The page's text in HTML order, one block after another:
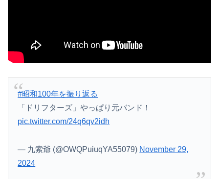
#昭和100年を振り返る
「ドリフターズ」やっぱり元バンド！
pic.twitter.com/24q6qv2idh
— 九索爺 (@OWQPuiuqYA55079) November 29,
2024